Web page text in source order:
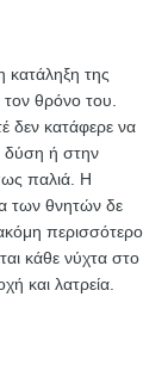
κατάληξη της
θρόνο του.
δεν κατάφερε να
δύση ή στην
παλιά. Η
των θνητών δε
περισσότερο
κάθε νύχτα στο
και λατρεία.